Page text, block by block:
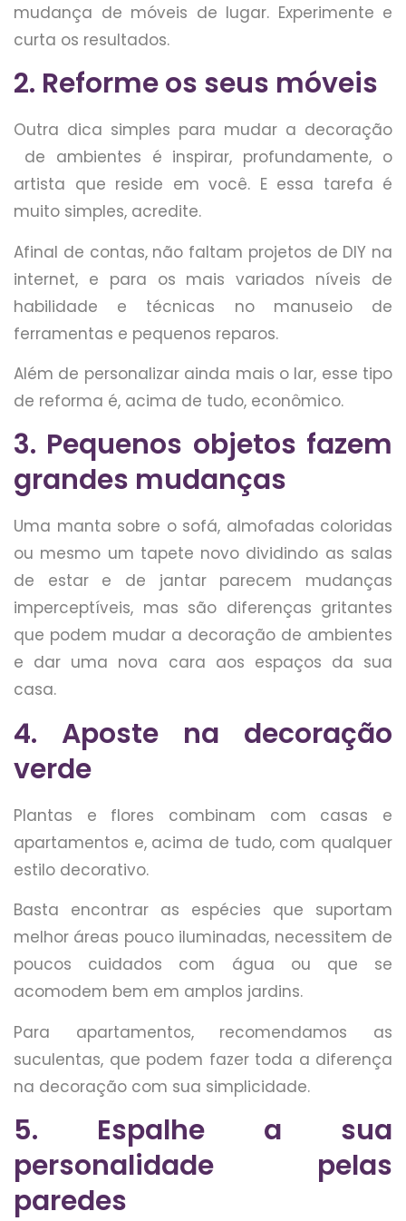
mudança de móveis de lugar. Experimente e
curta os resultados.
2. Reforme os seus móveis
Outra dica simples para mudar a decoração
de ambientes é inspirar, profundamente, o
artista que reside em você. E essa tarefa é
muito simples, acredite.
Afinal de contas, não faltam projetos de DIY na
internet, e para os mais variados níveis de
habilidade e técnicas no manuseio de
ferramentas e pequenos reparos.
Além de personalizar ainda mais o lar, esse tipo
de reforma é, acima de tudo, econômico.
3. Pequenos objetos fazem
grandes mudanças
Uma manta sobre o sofá, almofadas coloridas
ou mesmo um tapete novo dividindo as salas
de estar e de jantar parecem mudanças
imperceptíveis, mas são diferenças gritantes
que podem mudar a decoração de ambientes
e dar uma nova cara aos espaços da sua
casa.
4. Aposte na decoração
verde
Plantas e flores combinam com casas e
apartamentos e, acima de tudo, com qualquer
estilo decorativo.
Basta encontrar as espécies que suportam
melhor áreas pouco iluminadas, necessitem de
poucos cuidados com água ou que se
acomodem bem em amplos jardins.
Para apartamentos, recomendamos as
suculentas, que podem fazer toda a diferença
na decoração com sua simplicidade.
5. Espalhe a sua
personalidade pelas
paredes